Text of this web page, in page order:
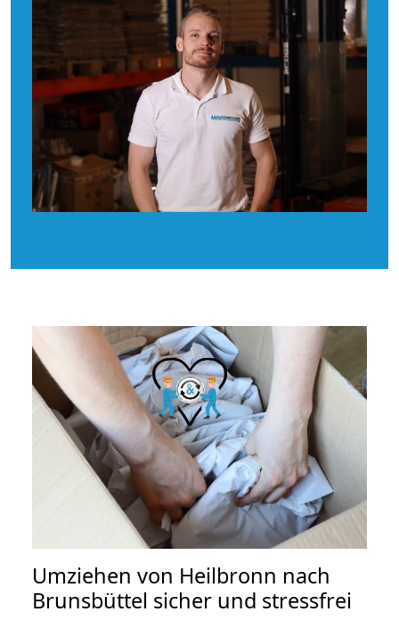
Umziehen von Heilbronn nach
Brunsbüttel sicher und stressfrei